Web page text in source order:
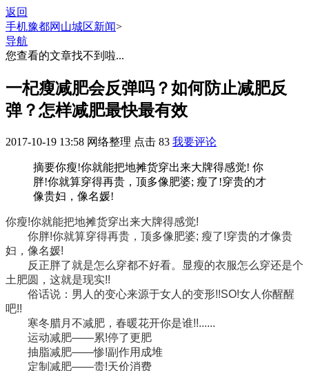
返回
手机豫都网 山城区新闻>
导航
您查看的文章找不到啦...
一杞瘦减肥会反弹吗？如何防止减肥反
弹？怎样减肥最快最有效
2017-10-19 13:58 网络整理 点击 83 我要评论
摘要你瘦!你就能把地摊货穿出来大牌得感觉! 你
胖!你就算穿得再贵，顶多像肥婆; 瘦了!穿贵的才
像贵妇，像名媛!
你瘦!你就能把地摊货穿出来大牌得感觉!
你胖!你就算穿得再贵，顶多像肥婆; 瘦了!穿贵的才像贵
妇，像名媛!
反正胖了就是怎么穿都不好看。显瘦的衣服怎么穿还是个
土肥圆，这就是现实!!
俗话说：男人的变心来源于女人的变形!!SO!女人你醒醒
吧!!
寒冬腊月不减肥，春暖花开你是谁!!......
运动减肥——累!停了更肥
抽脂减肥——惨!副作用成堆
定制减肥——贵!天价消费